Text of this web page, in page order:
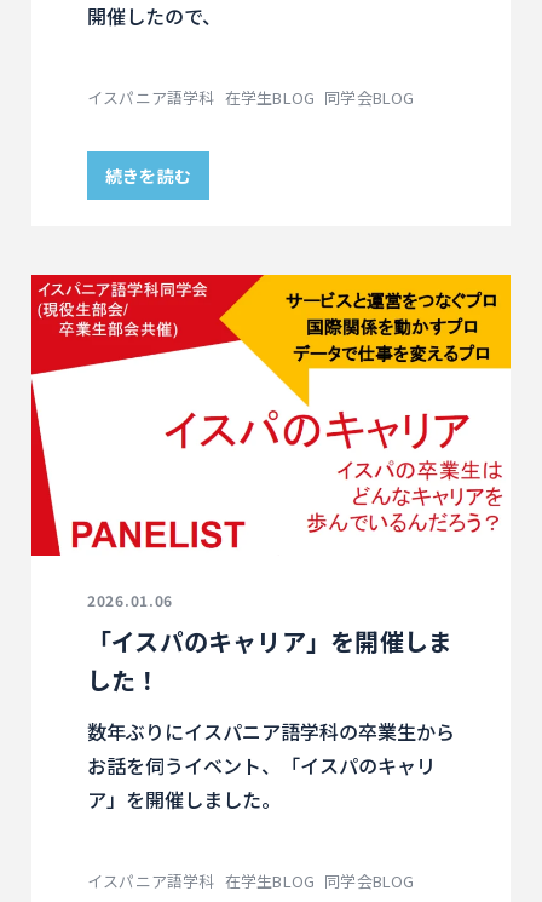
開催したので、
イスパニア語学科 在学生BLOG 同学会BLOG
続きを読む
2026.01.06
「イスパのキャリア」を開催しま
した！
数年ぶりにイスパニア語学科の卒業生から
お話を伺うイベント、「イスパのキャリ
ア」を開催しました。
イスパニア語学科 在学生BLOG 同学会BLOG